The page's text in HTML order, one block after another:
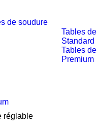
de soudure
Tables
Standard
Tables
Premium
réglable